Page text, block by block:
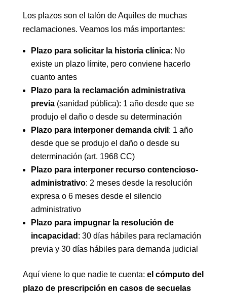
Los plazos son el talón de Aquiles de muchas
reclamaciones. Veamos los más importantes:
Plazo para solicitar la historia clínica: No
existe un plazo límite, pero conviene hacerlo
cuanto antes
Plazo para la reclamación administrativa
previa(sanidad pública): 1 año desde que se
produjo el daño o desde su determinación
Plazo para interponer demanda civil : 1 año
desde que se produjo el daño o desde su
determinación (art. 1968 CC)
Plazo para interponer recurso contencioso-
administrativo: 2 meses desde la resolución
expresa o 6 meses desde el silencio
administrativo
Plazo para impugnar la resolución de
incapacidad : 30 días hábiles para reclamación
previa y 30 días hábiles para demanda judicial
Aquí viene lo que nadie te cuenta: el cómputo del
plazo de prescripción en casos de secuelas